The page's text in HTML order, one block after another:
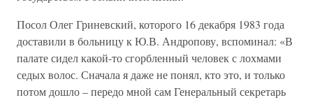
Посол Олег Гриневский, которого 16 декабря 1983 года
доставили в больницу к Ю.В. Андропову, вспоминал: «В
палате сидел какой-то сгорбленный человек с лохмами
седых волос. Сначала я даже не понял, кто это, и только
потом дошло – передо мной сам Генеральный секретарь